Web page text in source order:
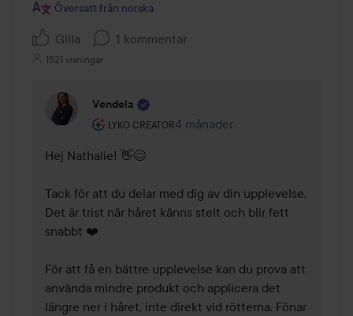
Översatt från norska
Gilla 1 kommentar
1521 visningar
Vendela
LYKO CREATOR
Användarens roll: Lyko Creator.
4 månader
Kommentaren lades 4 månader
Hej Nathalie! 👋😊
Tack för att du delar med dig av din upplevelse.
Det är trist när håret känns stelt och blir fett
snabbt ❤️
För att få en bättre upplevelse kan du prova att
använda mindre produkt och applicera det
längre ner i håret, inte direkt vid rötterna. Fönar